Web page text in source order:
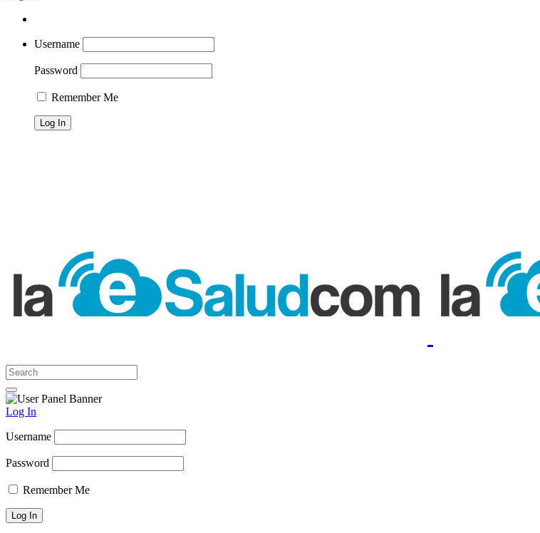
Username
Password
Remember Me
Log In
Username
Password
Remember Me